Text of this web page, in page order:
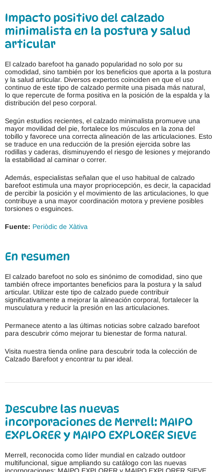
Impacto positivo del calzado
minimalista en la postura y salud
articular
El calzado barefoot ha ganado popularidad no solo por su
comodidad, sino también por los beneficios que aporta a la postura
y la salud articular. Diversos expertos coinciden en que el uso
continuo de este tipo de calzado permite una pisada más natural,
lo que repercute de forma positiva en la posición de la espalda y la
distribución del peso corporal.
Según estudios recientes, el calzado minimalista promueve una
mayor movilidad del pie, fortalece los músculos en la zona del
tobillo y favorece una correcta alineación de las articulaciones. Esto
se traduce en una reducción de la presión ejercida sobre las
rodillas y caderas, disminuyendo el riesgo de lesiones y mejorando
la estabilidad al caminar o correr.
Además, especialistas señalan que el uso habitual de calzado
barefoot estimula una mayor propriocepción, es decir, la capacidad
de percibir la posición y el movimiento de las articulaciones, lo que
contribuye a una mayor coordinación motora y previene posibles
torsiones o esguinces.
Fuente: Periòdic de Xàtiva
En resumen
El calzado barefoot no solo es sinónimo de comodidad, sino que
también ofrece importantes beneficios para la postura y la salud
articular. Utilizar este tipo de calzado puede contribuir
significativamente a mejorar la alineación corporal, fortalecer la
musculatura y reducir la presión en las articulaciones.
Permanece atento a las últimas noticias sobre calzado barefoot
para descubrir cómo mejorar tu bienestar de forma natural.
Visita nuestra tienda online para descubrir toda la colección de
Calzado Barefoot y encontrar tu par ideal.
Descubre las nuevas
incorporaciones de Merrell: MAIPO
EXPLORER y MAIPO EXPLORER SIEVE
Merrell, reconocida como líder mundial en calzado outdoor
multifuncional, sigue ampliando su catálogo con las nuevas